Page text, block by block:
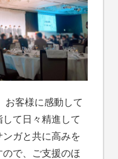
お客様に感動して
て日々精進して
ガと共に高みを
で、ご支援のほ